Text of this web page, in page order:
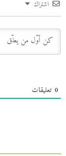
اشتراك
0 تعليقات